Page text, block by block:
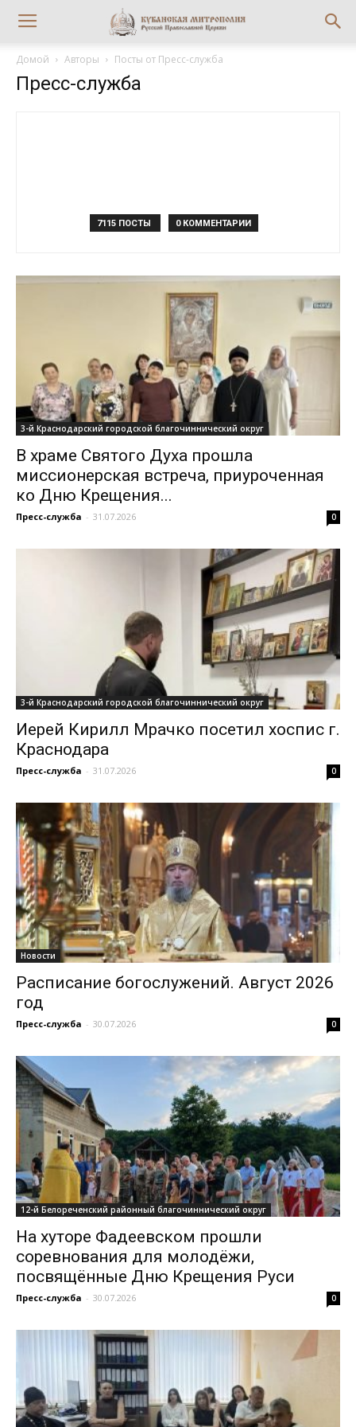
Домой Авторы Посты от Пресс-служба
Пресс-служба
7115 ПОСТЫ 0 КОММЕНТАРИИ
3-й Краснодарский городской благочиннический округ
В храме Святого Духа прошла
миссионерская встреча, приуроченная
ко Дню Крещения...
Пресс-служба - 31.07.2026 0
3-й Краснодарский городской благочиннический округ
Иерей Кирилл Мрачко посетил хоспис г.
Краснодара
Пресс-служба - 31.07.2026 0
Новости
Расписание богослужений. Август 2026
год
Пресс-служба - 30.07.2026 0
12-й Белореченский районный благочиннический округ
На хуторе Фадеевском прошли
соревнования для молодёжи,
посвящённые Дню Крещения Руси
Пресс-служба - 30.07.2026 0